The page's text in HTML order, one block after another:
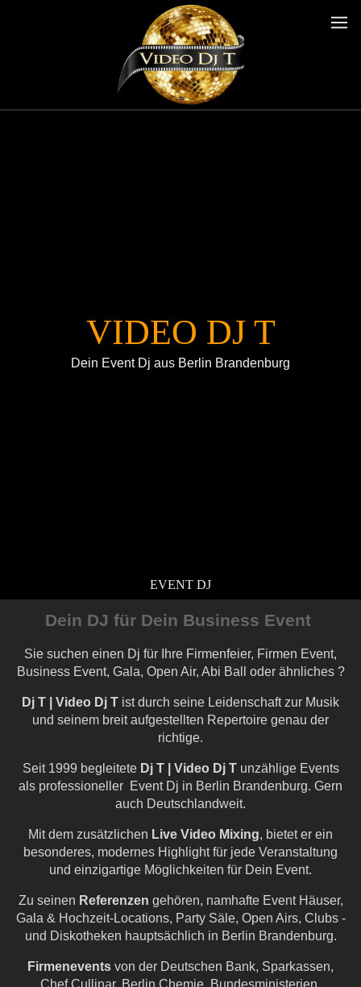
VIDEO DJ T
Dein Event Dj aus Berlin Brandenburg
EVENT DJ
Dein DJ für Dein Business Event
Sie suchen einen Dj für Ihre Firmenfeier, Firmen Event,
Business Event, Gala, Open Air, Abi Ball oder ähnliches ?
Dj T | Video Dj T ist durch seine Leidenschaft zur Musik
und seinem breit aufgestellten Repertoire genau der
richtige.
Seit 1999 begleitete Dj T | Video Dj Tunzählige Events
als professioneller Event Dj in Berlin Brandenburg. Gern
auch Deutschlandweit.
Mit dem zusätzlichen Live Video Mixing, bietet er ein
besonderes, modernes Highlight für jede Veranstaltung
und einzigartige Möglichkeiten für Dein Event.
Zu seinen Referenzen gehören, namhafte Event Häuser,
Gala & Hochzeit-Locations, Party Säle, Open Airs, Clubs -
und Diskotheken hauptsächlich in Berlin Brandenburg.
Firmenevents von der Deutschen Bank, Sparkassen,
Chef Cullinar, Berlin Chemie, Bundesministerien,